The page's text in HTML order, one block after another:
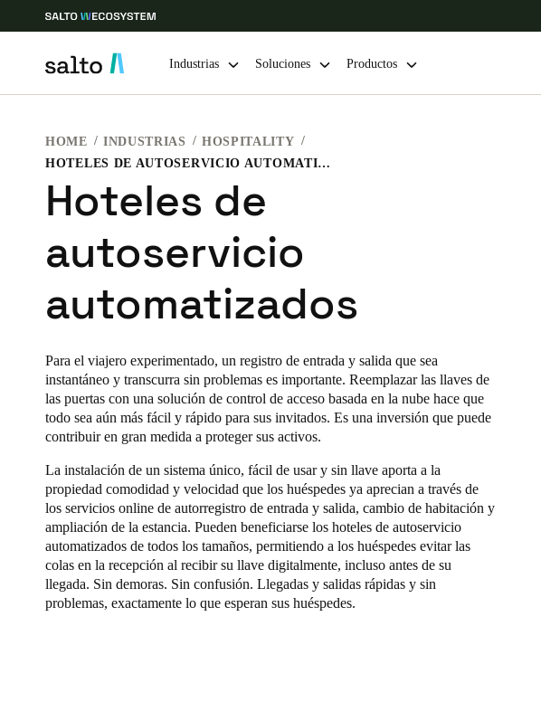
Elija su ubicación y configuración de idioma
Global North America
Colombia|Español
Mexico
Guardar la nueva selección como predeterminada
Industrias Soluciones Productos
HOME INDUSTRIAS
HOSPITALITY
HOTELES DE AUTOSERVICIO AUTOMATIZADOS
Hoteles de
autoservicio
automatizados
Para el viajero experimentado, un registro de entrada y salida que sea
instantáneo y transcurra sin problemas es importante. Reemplazar las llaves de
las puertas con una solución de control de acceso basada en la nube hace que
todo sea aún más fácil y rápido para sus invitados. Es una inversión que puede
contribuir en gran medida a proteger sus activos.
La instalación de un sistema único, fácil de usar y sin llave aporta a la
propiedad comodidad y velocidad que los huéspedes ya aprecian a través de
los servicios online de autorregistro de entrada y salida, cambio de habitación y
ampliación de la estancia. Pueden beneficiarse los hoteles de autoservicio
automatizados de todos los tamaños, permitiendo a los huéspedes evitar las
colas en la recepción al recibir su llave digitalmente, incluso antes de su
llegada. Sin demoras. Sin confusión. Llegadas y salidas rápidas y sin
problemas, exactamente lo que esperan sus huéspedes.